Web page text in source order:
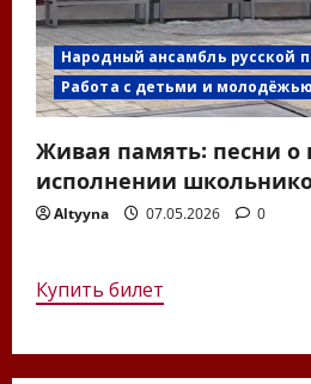
Народный ансамбль русской
Работа с детьми и молодёжью
Живая память: песни о
исполнении
Altyyna 07.05.2026 0
Купить билет